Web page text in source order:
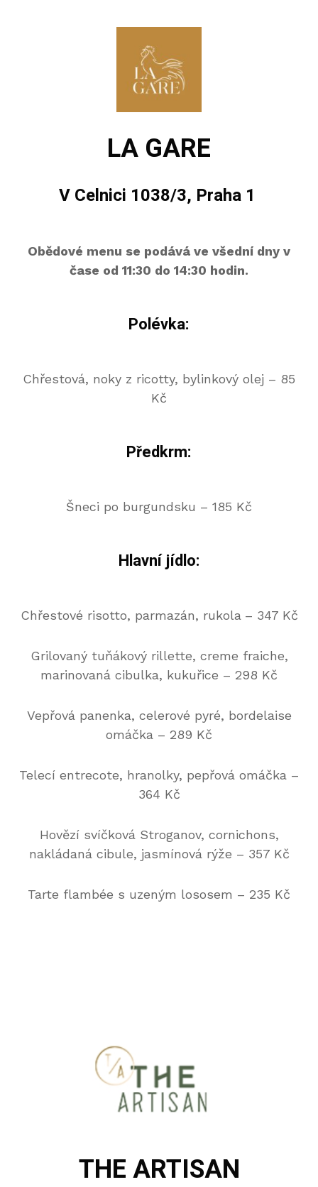
LA GARE
V Celnici 1038/3, Praha 1
Obědové menu se podává ve všední dny v
čase od 11:30 do 14:30 hodin.
Polévka:
Chřestová, noky z ricotty, bylinkový olej – 85
Kč
Předkrm:
Šneci po burgundsku – 185 Kč
Hlavní jídlo:
Chřestové risotto, parmazán, rukola – 347 Kč
Grilovaný tuňákový rillette, creme fraiche,
marinovaná cibulka, kukuřice – 298 Kč
Vepřová panenka, celerové pyré, bordelaise
omáčka – 289 Kč
Telecí entrecote, hranolky, pepřová omáčka –
364 Kč
Hovězí svíčková Stroganov, cornichons,
nakládaná cibule, jasmínová rýže – 357 Kč
Tarte flambée s uzeným lososem – 235 Kč
THE ARTISAN